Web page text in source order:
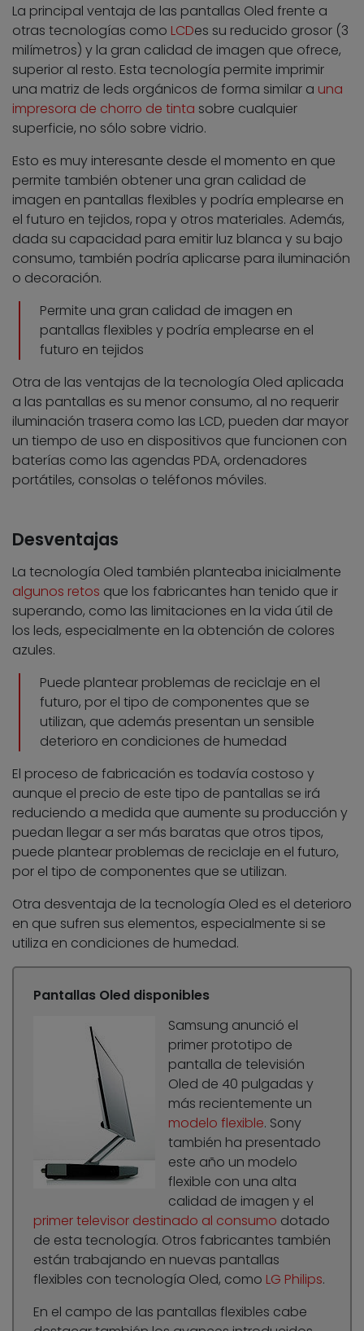
La principal ventaja de las pantallas Oled frente a
otras tecnologías como LCDes su reducido grosor (3
milímetros) y la gran calidad de imagen que ofrece,
superior al resto. Esta tecnología permite imprimir
una matriz de leds orgánicos de forma similar a una
impresora de chorro de tinta sobre cualquier
superficie, no sólo sobre vidrio.
Esto es muy interesante desde el momento en que
permite también obtener una gran calidad de
imagen en pantallas flexibles y podría emplearse en
el futuro en tejidos, ropa y otros materiales. Además,
dada su capacidad para emitir luz blanca y su bajo
consumo, también podría aplicarse para iluminación
o decoración.
Permite una gran calidad de imagen en
pantallas flexibles y podría emplearse en el
futuro en tejidos
Otra de las ventajas de la tecnología Oled aplicada
a las pantallas es su menor consumo, al no requerir
iluminación trasera como las LCD, pueden dar mayor
un tiempo de uso en dispositivos que funcionen con
baterías como las agendas PDA, ordenadores
portátiles, consolas o teléfonos móviles.
Desventajas
La tecnología Oled también planteaba inicialmente
algunos retos que los fabricantes han tenido que ir
superando, como las limitaciones en la vida útil de
los leds, especialmente en la obtención de colores
azules.
Puede plantear problemas de reciclaje en el
futuro, por el tipo de componentes que se
utilizan, que además presentan un sensible
deterioro en condiciones de humedad
El proceso de fabricación es todavía costoso y
aunque el precio de este tipo de pantallas se irá
reduciendo a medida que aumente su producción y
puedan llegar a ser más baratas que otros tipos,
puede plantear problemas de reciclaje en el futuro,
por el tipo de componentes que se utilizan.
Otra desventaja de la tecnología Oled es el deterioro
en que sufren sus elementos, especialmente si se
utiliza en condiciones de humedad.
Pantallas Oled disponibles
Samsung anunció el
primer prototipo de
pantalla de televisión
Oled de 40 pulgadas y
más recientemente un
modelo flexible. Sony
también ha presentado
este año un modelo
flexible con una alta
calidad de imagen y el
primer televisor destinado al consumo dotado
de esta tecnología. Otros fabricantes también
están trabajando en nuevas pantallas
flexibles con tecnología Oled, como LG Philips.
En el campo de las pantallas flexibles cabe